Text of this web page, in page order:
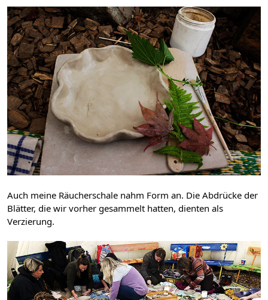
Auch meine Räucherschale nahm Form an. Die Abdrücke der
Blätter, die wir vorher gesammelt hatten, dienten als
Verzierung.